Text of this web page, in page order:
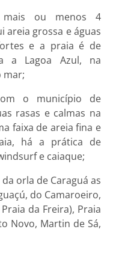
ou menos 4
areia grossa e águas
e a praia é de
a Lagoa Azul, na
mar;
o município de
rasas e calmas na
faixa de areia fina e
há a prática de
e caiaque;
orla de Caraguá as
do Camaroeiro,
da Freira), Praia
Novo, Martin de Sá,